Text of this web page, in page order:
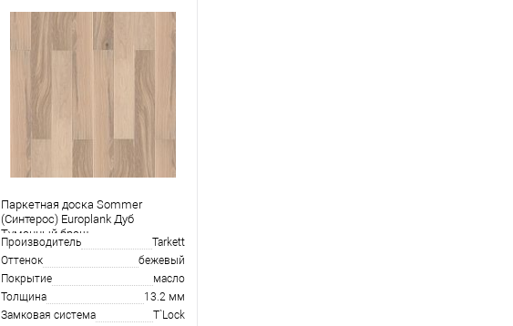
Паркетная доска Sommer
(Синтерос) Europlank Дуб
Туманный браш
Производитель
Tarkett
Оттенок
бежевый
Покрытие
масло
Толщина
13.2 мм
Замковая система
T`Lock